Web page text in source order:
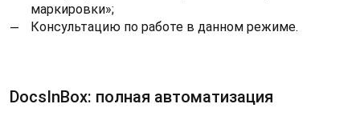
маркировки»;
Консультацию по работе в данном режиме.
DocsInBox: полная автоматизация